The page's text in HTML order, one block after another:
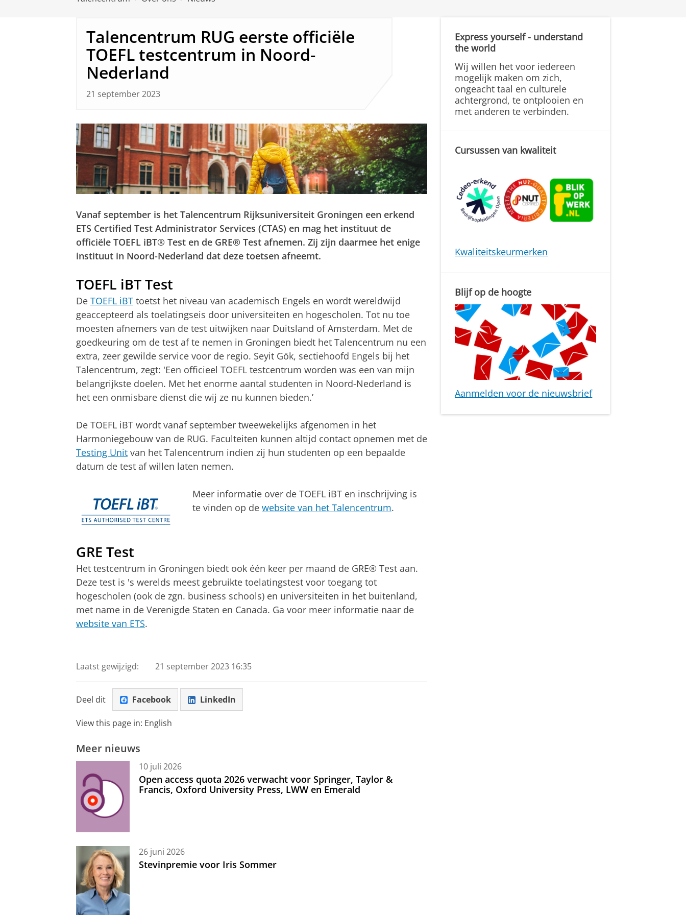
Talencentrum RUG eerste officiële
TOEFL testcentrum in Noord-
Nederland
21 september 2023
Vanaf september is het Talencentrum Rijksuniversiteit Groningen een erkend
ETS Certified Test Administrator Services (CTAS) en mag het instituut de
officiële TOEFL iBT® Test en de GRE® Test afnemen. Zij zijn daarmee het enige
instituut in Noord-Nederland dat deze toetsen afneemt.
TOEFL iBT Test
De TOEFL iBT toetst het niveau van academisch Engels en wordt wereldwijd
geaccepteerd als toelatingseis door universiteiten en hogescholen. Tot nu toe
moesten afnemers van de test uitwijken naar Duitsland of Amsterdam. Met de
goedkeuring om de test af te nemen in Groningen biedt het Talencentrum nu een
extra, zeer gewilde service voor de regio. Seyit Gök, sectiehoofd Engels bij het
Talencentrum, zegt: 'Een officieel TOEFL testcentrum worden was een van mijn
belangrijkste doelen. Met het enorme aantal studenten in Noord-Nederland is
het een onmisbare dienst die wij ze nu kunnen bieden.’
De TOEFL iBT wordt vanaf september tweewekelijks afgenomen in het
Harmoniegebouw van de RUG. Faculteiten kunnen altijd contact opnemen met de
Testing Unit van het Talencentrum indien zij hun studenten op een bepaalde
datum de test af willen laten nemen.
Meer informatie over de TOEFL iBT en inschrijving is
te vinden op de website van het Talencentrum.
GRE Test
Het testcentrum in Groningen biedt ook één keer per maand de GRE® Test aan.
Deze test is 's werelds meest gebruikte toelatingstest voor toegang tot
hogescholen (ook de zgn. business schools) en universiteiten in het buitenland,
met name in de Verenigde Staten en Canada. Ga voor meer informatie naar de
website van ETS.
Laatst gewijzigd: 21 september 2023 16:35
Deel dit Facebook LinkedIn
View this page in: English
Meer nieuws
10 juli 2026
Open access quota 2026 verwacht voor Springer, Taylor &
Francis, Oxford University Press, LWW en Emerald
26 juni 2026
Stevinpremie voor Iris Sommer
Express yourself - understand
the world
Wij willen het voor iedereen
mogelijk maken om zich,
ongeacht taal en culturele
achtergrond, te ontplooien en
met anderen te verbinden.
Cursussen van kwaliteit
Kwaliteitskeurmerken
Blijf op de hoogte
Aanmelden voor de nieuwsbrief